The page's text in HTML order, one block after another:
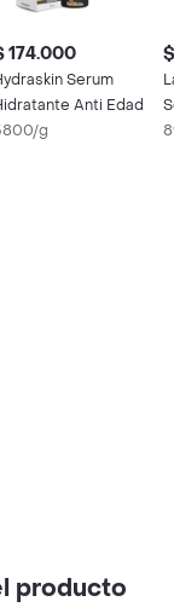
174.000
Serum
Anti Edad
g
producto